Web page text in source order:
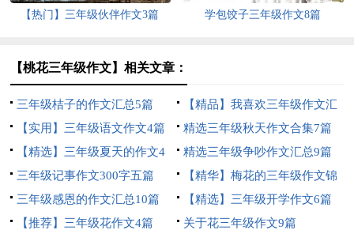
【热门】三年级伙伴作文3篇 学包饺子三年级作文8篇
【桃花三年级作文】相关文章：
三年级桔子的作文汇总5篇
【精品】我喜欢三年级作文汇
编五篇
【实用】三年级语文作文4篇
精选三年级秋天作文合集7篇
【精选】三年级夏天的作文4
篇
精选三年级争吵作文汇总9篇
三年级记事作文300字五篇
【精华】梅花的三年级作文锦
集六篇
三年级感恩的作文汇总10篇
【精选】三年级开学作文6篇
【推荐】三年级花作文4篇
关于花三年级作文9篇